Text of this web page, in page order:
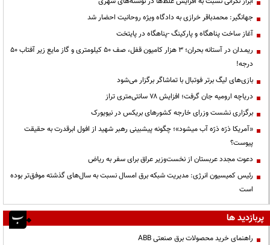
جهانگیر: محمدباقر خرازی به دادگاه ویژه روحانیت احضار شد
آغاز ساخت پناهگاه و پارکینگ -پناهگاه در پایتخت
ریمـدان در آستانه بحران؛ ۳ هزار کامیون قفل، صف ۵۰ کیلومتری و گاز مایع زیر آفتاب ۵۰
درجه!
بازی‌های لیگ برتر فوتبال با تماشاگر برگزار می‌شود
دریاچه ارومیه جان گرفت؛ افزایش ۷۸ سانتی‌متری تراز
برگزاری نشست وزرای خارجه کشورهای بریکس در نیویورک
«آمریکا ذرّه ذرّه آب میشود»؛ چگونه پیشبینی رهبر شهید از افول ابرقدرت به حقیقت
پیوست؟
دعوت مجدد عربستان از نخست‌وزیر عراق برای سفر به ریاض
رئیس کمیسیون انرژی: مدیریت شبکه برق امسال نسبت به سال‌های گذشته موفق‌تر بوده
است
پربازدید ها
راهنمای خرید محصولات برق صنعتی ABB